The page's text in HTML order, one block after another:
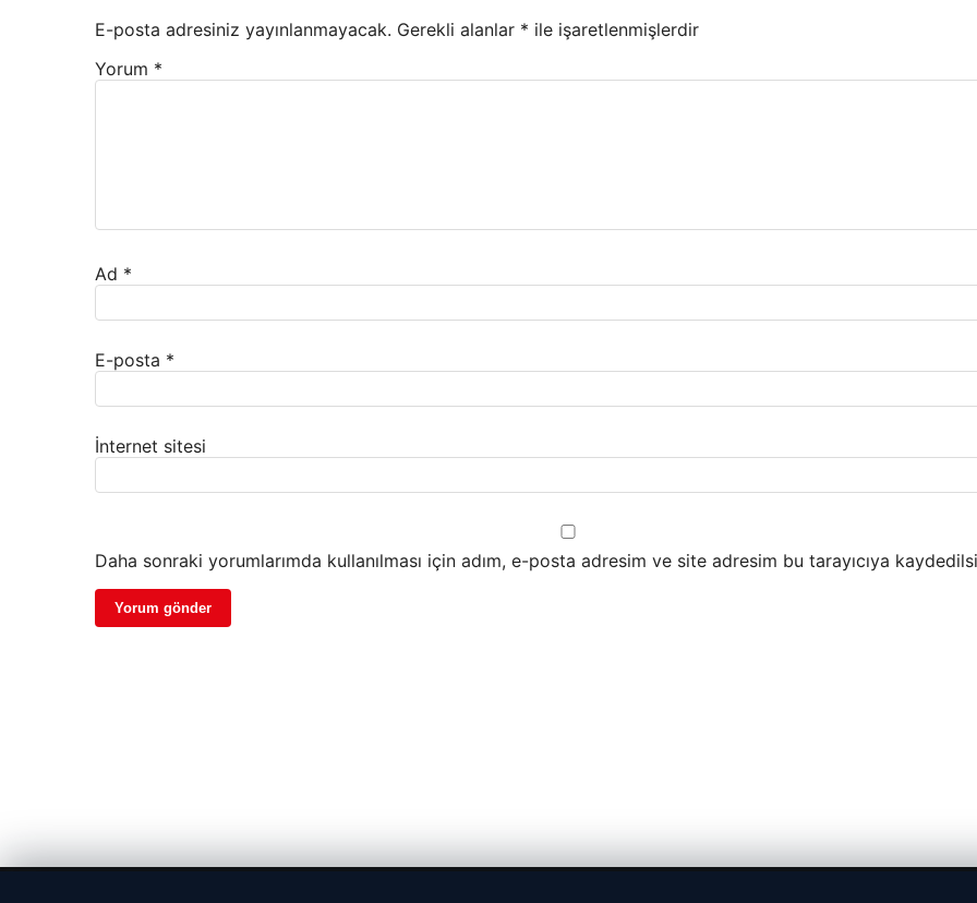
E-posta adresiniz yayınlanmayacak. Gerekli alanlar * ile işaretlenmişlerdir
Yorum *
Ad *
E-posta *
İnternet sitesi
Daha sonraki yorumlarımda kullanılması için adım, e-posta adresim ve site adresim bu tarayıcıya